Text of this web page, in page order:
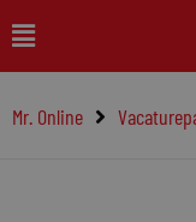
naar
inhoud
Main
Menu
Mr. Online